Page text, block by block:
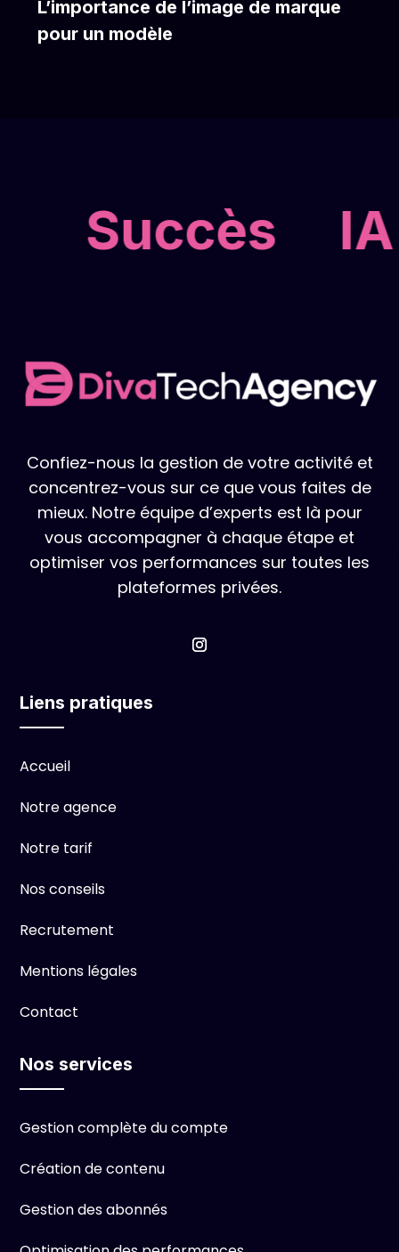
L’importance de l’image de marque
pour un modèle
Succès IA
Confiez-nous la gestion de votre activité et
concentrez-vous sur ce que vous faites de
mieux. Notre équipe d’experts est là pour
vous accompagner à chaque étape et
optimiser vos performances sur toutes les
plateformes privées.
Liens pratiques
Accueil
Notre agence
Notre tarif
Nos conseils
Recrutement
Mentions légales
Contact
Nos services
Gestion complète du compte
Création de contenu
Gestion des abonnés